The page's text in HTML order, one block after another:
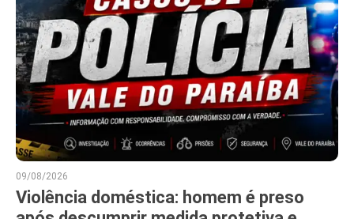
09/08/2026
Violência doméstica: homem é preso